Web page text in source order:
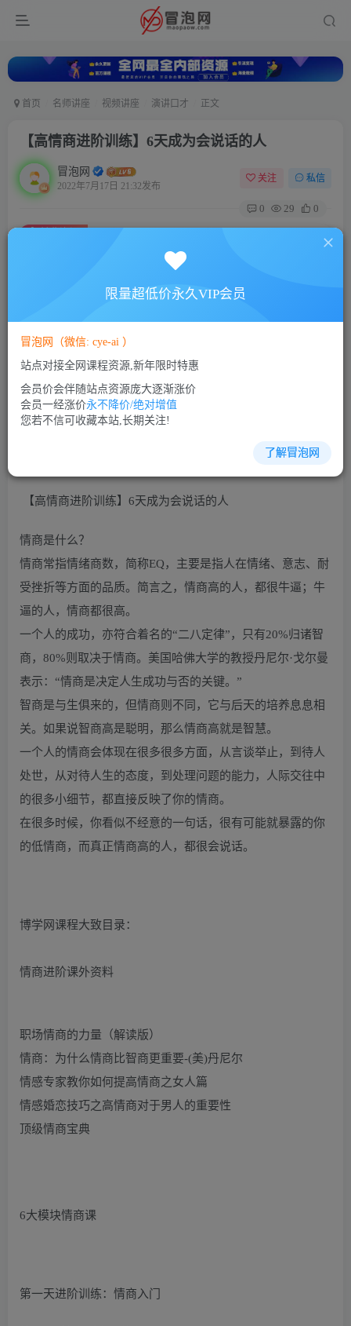
首页 名师讲座 视频讲座 演讲口才 正文
【高情商进阶训练】6天成为会说话的人
冒泡网
2022年7月17日 21:32发布
关注 私信
0 29 0
【高情商进阶训练】6天成为会说话的人
此内容为付费资源，请付费后查看
5
VIP会员 免费
立即购买
您当前未登录！建议登陆后购买，可保存购买订单
【高情商进阶训练】6天成为会说话的人
情商是什么？
情商常指情绪商数，简称EQ，主要是指人在情绪、意志、耐
受挫折等方面的品质。简言之，情商高的人，都很牛逼；牛
逼的人，情商都很高。
一个人的成功，亦符合着名的“二八定律”，只有20%归诸智
商，80%则取决于情商。美国哈佛大学的教授丹尼尔·戈尔曼
表示：“情商是决定人生成功与否的关键。”
智商是与生俱来的，但情商则不同，它与后天的培养息息相
关。如果说智商高是聪明，那么情商高就是智慧。
一个人的情商会体现在很多很多方面，从言谈举止，到待人
处世，从对待人生的态度，到处理问题的能力，人际交往中
的很多小细节，都直接反映了你的情商。
在很多时候，你看似不经意的一句话，很有可能就暴露的你
的低情商，而真正情商高的人，都很会说话。
博学网课程大致目录：
情商进阶课外资料
职场情商的力量（解读版）
情商：为什么情商比智商更重要-(美)丹尼尔
情感专家教你如何提高情商之女人篇
情感婚恋技巧之高情商对于男人的重要性
顶级情商宝典
6大模块情商课
第一天进阶训练：情商入门
限量超低价永久VIP会员
冒泡网（微信: cye-ai ）
站点对接全网课程资源,新年限时特惠
会员价会伴随站点资源庞大逐渐涨价
会员一经涨价永不降价/绝对增值
您若不信可收藏本站,长期关注!
了解冒泡网